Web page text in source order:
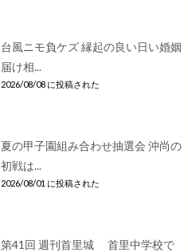
台風ニモ負ケズ 縁起の良い日い婚姻
届け相...
2026/08/08 に投稿された
夏の甲子園組み合わせ抽選会 沖尚の
初戦は...
2026/08/01 に投稿された
第41回 週刊首里城 首里中学校で